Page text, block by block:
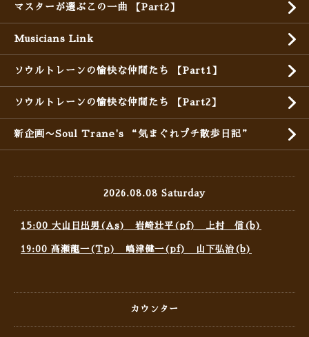
マスターが選ぶこの一曲 【Part2】
Musicians Link
ソウルトレーンの愉快な仲間たち 【Part1】
ソウルトレーンの愉快な仲間たち 【Part2】
新企画〜Soul Trane's “気まぐれプチ散歩日記”
2026.08.08 Saturday
15:00 大山日出男(As) 岩崎壮平(pf) 上村 信(b)
19:00 高瀬龍一(Tp) 嶋津健一(pf) 山下弘治(b)
カウンター